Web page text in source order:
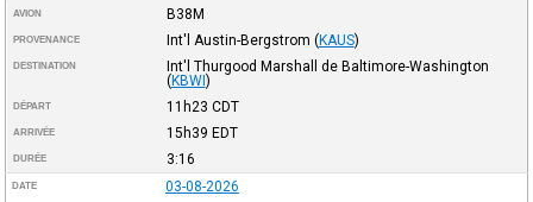
AVION B38M
PROVENANCE Int'l Austin-Bergstrom (KAUS)
DESTINATION
Int'l Thurgood Marshall de Baltimore-Washington
(KBWI)
DÉPART 11h23 CDT
ARRIVÉE 15h39 EDT
DURÉE 3:16
DATE 03-08-2026